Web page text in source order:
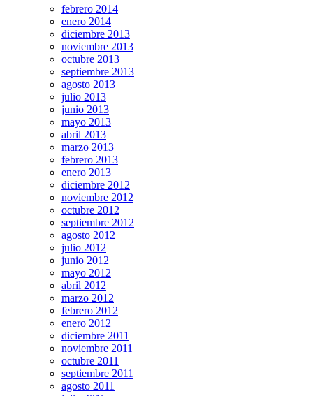
febrero 2014
enero 2014
diciembre 2013
noviembre 2013
octubre 2013
septiembre 2013
agosto 2013
julio 2013
junio 2013
mayo 2013
abril 2013
marzo 2013
febrero 2013
enero 2013
diciembre 2012
noviembre 2012
octubre 2012
septiembre 2012
agosto 2012
julio 2012
junio 2012
mayo 2012
abril 2012
marzo 2012
febrero 2012
enero 2012
diciembre 2011
noviembre 2011
octubre 2011
septiembre 2011
agosto 2011